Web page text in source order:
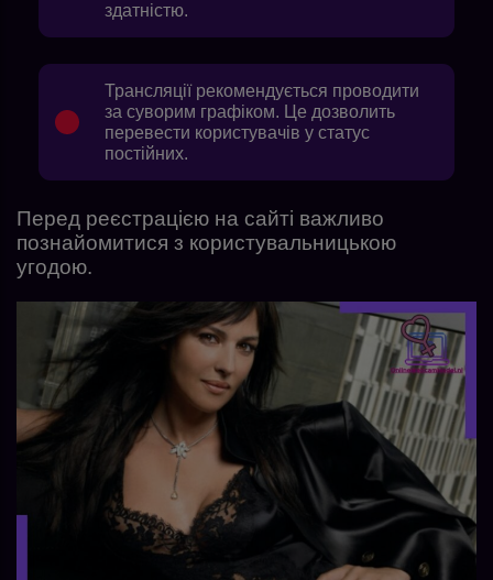
здатністю.
Трансляції рекомендується проводити
за суворим графіком. Це дозволить
перевести користувачів у статус
постійних.
Перед реєстрацією на сайті важливо
познайомитися з користувальницькою
угодою.